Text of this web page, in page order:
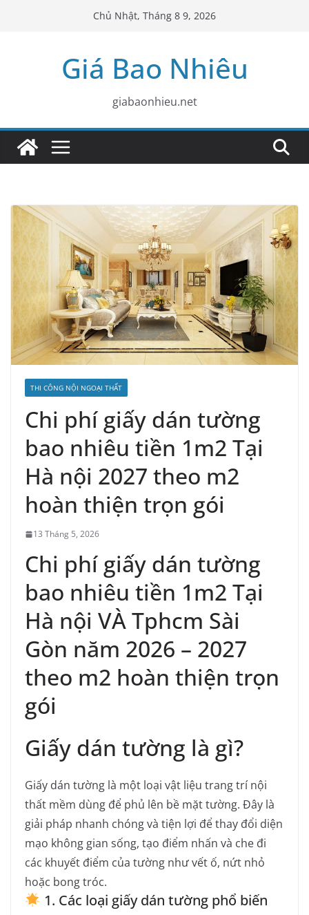
Chủ Nhật, Tháng 8 9, 2026
Giá Bao Nhiêu
giabaonhieu.net
THI CÔNG NỘI NGOẠI THẤT
Chi phí giấy dán tường
bao nhiêu tiền 1m2 Tại
Hà nội 2027 theo m2
hoàn thiện trọn gói
13 Tháng 5, 2026
Chi phí giấy dán tường
bao nhiêu tiền 1m2 Tại
Hà nội VÀ Tphcm Sài
Gòn năm 2026 – 2027
theo m2 hoàn thiện trọn
gói
Giấy dán tường là gì?
Giấy dán tường là một loại vật liệu trang trí nội
thất mềm dùng để phủ lên bề mặt tường. Đây là
giải pháp nhanh chóng và tiện lợi để thay đổi diện
mạo không gian sống, tạo điểm nhấn và che đi
các khuyết điểm của tường như vết ố, nứt nhỏ
hoặc bong tróc.
1. Các loại giấy dán tường phổ biến